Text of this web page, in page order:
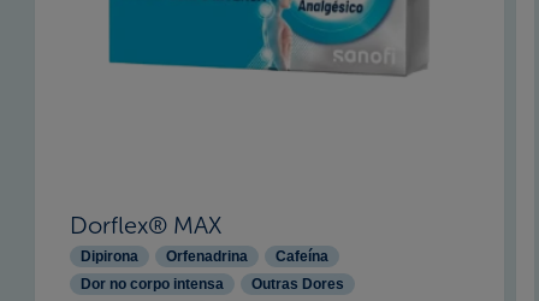
Dorflex® MAX
Dipirona Orfenadrina
Cafeína
Dor no corpo intensa
Outras Dores